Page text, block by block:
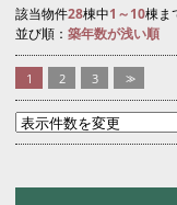
該当物件28棟中1～10棟ま
並び順： 築年数が浅い順
1 2 3 >>